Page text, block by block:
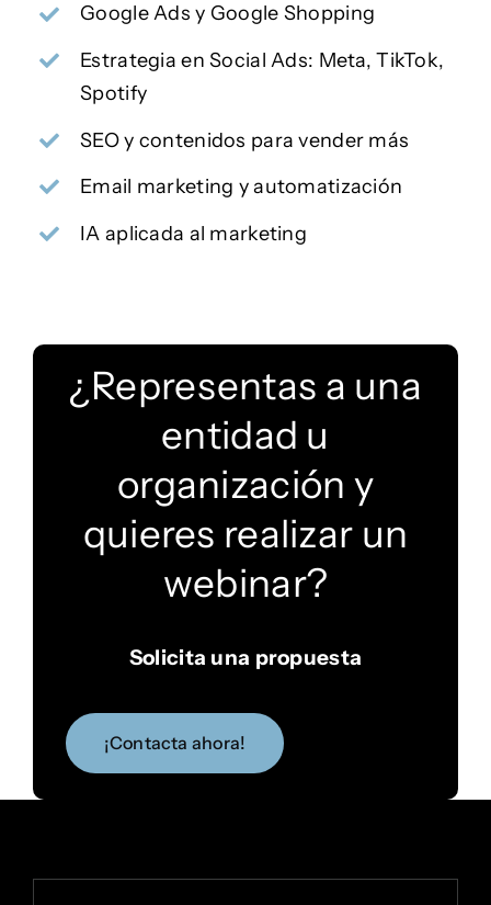
Google Ads y Google Shopping
Estrategia en Social Ads: Meta, TikTok,
Spotify
SEO y contenidos para vender más
Email marketing y automatización
IA aplicada al marketing
¿Representas a una
entidad u
organización y
quieres realizar un
webinar?
Solicita una propuesta
¡Contacta ahora!